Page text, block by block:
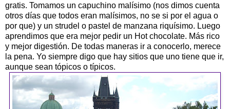
gratis. Tomamos un capuchino malísimo (nos dimos cuenta
otros días que todos eran malísimos, no se si por el agua o
por que) y un strudel o pastel de manzana riquísimo. Luego
aprendimos que era mejor pedir un Hot chocolate. Más rico
y mejor digestión. De todas maneras ir a conocerlo, merece
la pena. Yo siempre digo que hay sitios que uno tiene que ir,
aunque sean tópicos o típicos.